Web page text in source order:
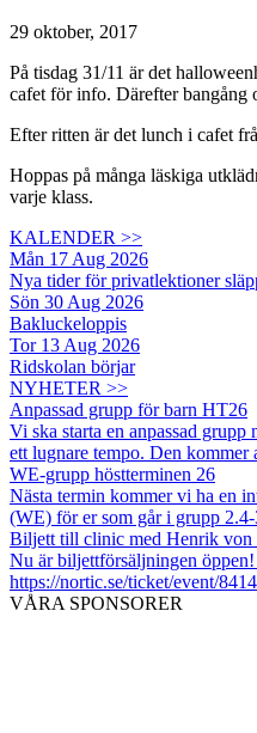
29 oktober, 2017
På tisdag 31/11 är det
cafet för info. Därefter bangång
Efter ritten är det lunch i cafet
Hoppas på många läskiga
varje klass.
KALENDER >>
Mån 17 Aug 2026
Nya tider för privatlektioner
Sön 30 Aug 2026
Bakluckeloppis
Tor 13 Aug 2026
Ridskolan börjar
NYHETER >>
Anpassad grupp för barn HT26
Vi ska starta en anpassad
ett lugnare tempo. Den
WE-grupp höstterminen 26
Nästa termin kommer vi ha en
(WE) för er som går i grupp
Biljett till clinic med Henrik von
Nu är biljettförsäljningen
https://nortic.se/ticket/event/
VÅRA SPONSORER